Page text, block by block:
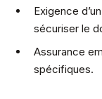
Exigence
sécuriser le
Assurance
spécifiques.